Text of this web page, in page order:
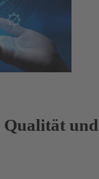
Qualität und